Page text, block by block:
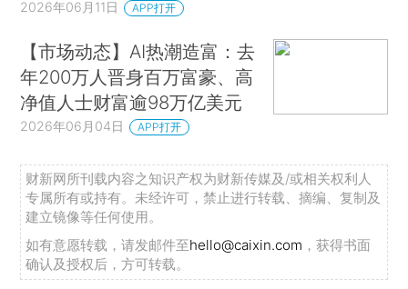
2026年06月11日 APP打开
【市场动态】AI热潮造富：去
年200万人晋身百万富豪、高
净值人士财富逾98万亿美元
2026年06月04日 APP打开
财新网所刊载内容之知识产权为财新传媒及/或相关权利人
专属所有或持有。未经许可，禁止进行转载、摘编、复制及
建立镜像等任何使用。
如有意愿转载，请发邮件至hello@caixin.com ，获得书面
确认及授权后，方可转载。